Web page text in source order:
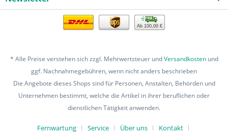
Ab 100,00 €
* Alle Preise verstehen sich zzgl. Mehrwertsteuer undVersandkostenund
ggf. Nachnahmegebühren, wenn nicht anders beschrieben
Die Angebote dieses Shops sind für Personen, Anstalten, Behörden und
Unternehmen bestimmt, welche die Artikel in ihrer beruflichen oder
dienstlichen Tätigkeit anwenden.
Fernwartung Service Über uns Kontakt